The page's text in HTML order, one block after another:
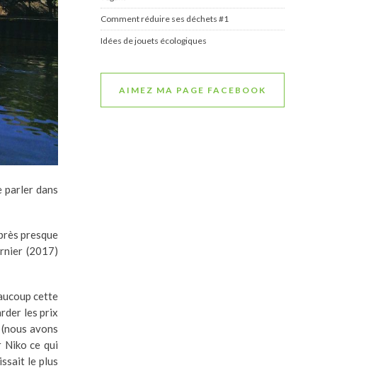
parler dans
presque
(2017)
cette
les prix
avons
Niko ce qui
le plus
Comment réduire ses déchets #1
Idées de jouets écologiques
AIMEZ MA PAGE FACEBOOK